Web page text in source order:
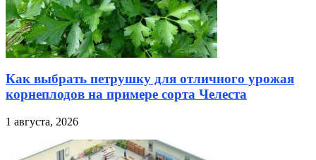
Как выбрать петрушку для отличного урожая
корнеплодов на примере сорта Челеста
1 августа, 2026